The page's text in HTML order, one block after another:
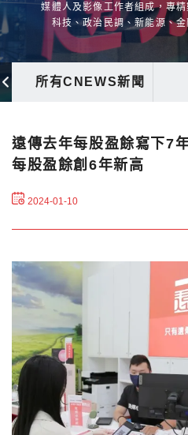
媒體人及影像工作者組成，專
科技、政治民調、新能源、
所有CNEWS新聞
遠傳去年每股盈餘寫下7
每股盈餘創6年新高
2024-01-10